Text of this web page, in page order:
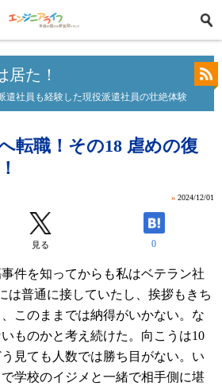
居た！
遣社員も経験した現役派遣社員の壮絶体験
転職！その18 虐めの復
» 2024/12/01
見る 0
件を知ってからも私はベテラン社
は普通に接していたし、挨拶もきち
このままでは納得がいかない。な
ものかと考え続けた。向こうは10
見ても人数では勝ち目がない。い
学校のイジメと一緒で相手側に堪